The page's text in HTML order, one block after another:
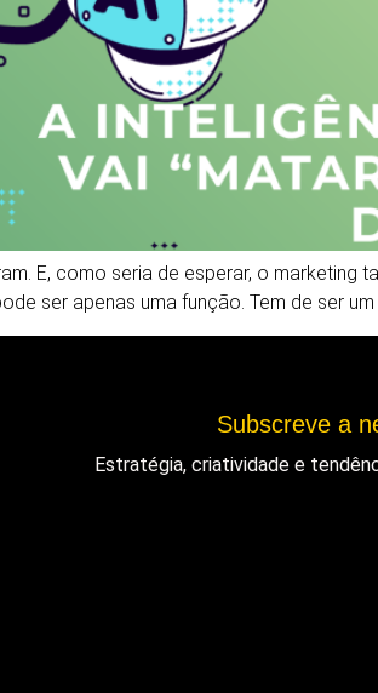
E, como seria de esperar, o marketing
ser apenas uma função. Tem de ser
Subscreve a
Estratégia, criatividade e